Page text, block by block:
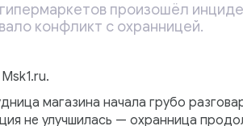
произошёл
конфликт с охранницей.
магазина начала грубо
не улучшилась — охранница